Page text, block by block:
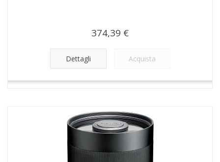
374,39 €
Dettagli Acquista